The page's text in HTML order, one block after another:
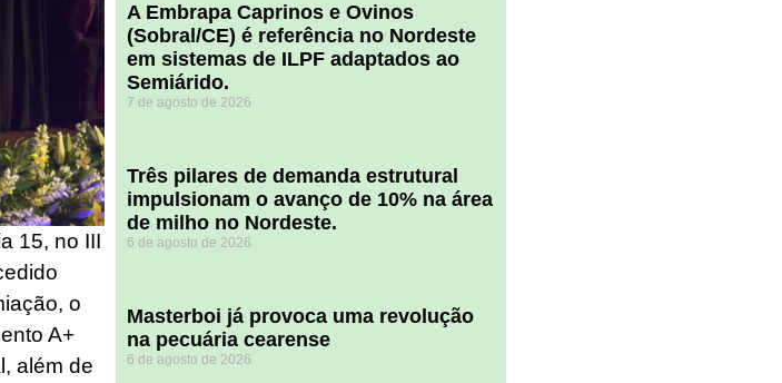
15, no III
o
A+
além de
A Embrapa Caprinos e Ovinos
(Sobral/CE) é referência no Nordeste
em sistemas de ILPF adaptados ao
Semiárido.
7 de agosto de 2026
​Três pilares de demanda estrutural
impulsionam o avanço de 10% na área
de milho no Nordeste.
6 de agosto de 2026
Masterboi já provoca uma revolução
na pecuária cearense
6 de agosto de 2026